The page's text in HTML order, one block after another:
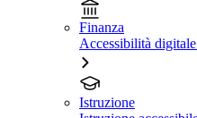
Finanza
Accessibilità
Istruzione